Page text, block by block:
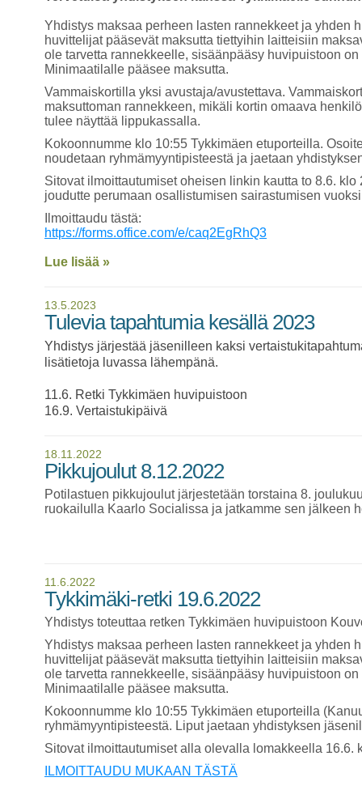
Yhdistys maksaa perheen lasten rannekkeet ja yhden
huvittelijat pääsevät maksutta tiettyihin laitteisiin
ole tarvetta rannekkeelle, sisäänpääsy huvipuistoon
Minimaatilalle pääsee maksutta.
Vammaiskortilla yksi avustaja/avustettava.
maksuttoman rannekkeen, mikäli kortin omaava
tulee näyttää lippukassalla.
Kokoonnumme klo 10:55 Tykkimäen etuporteilla.
noudetaan ryhmämyyntipisteestä ja jaetaan
Sitovat ilmoittautumiset oheisen linkin kautta to 8.6.
joudutte perumaan osallistumisen sairastumisen
Ilmoittaudu tästä:
https://forms.office.com/e/caq2EgRhQ3
Lue lisää »
13.5.2023
Tulevia tapahtumia kesällä 2023
Yhdistys järjestää jäsenilleen kaksi
lisätietoja luvassa lähempänä.
11.6. Retki Tykkimäen huvipuistoon
16.9. Vertaistukipäivä
18.11.2022
Pikkujoulut 8.12.2022
Potilastuen pikkujoulut järjestetään torstaina 8.
ruokailulla Kaarlo Socialissa ja jatkamme sen jälkeen
11.6.2022
Tykkimäki-retki 19.6.2022
Yhdistys toteuttaa retken Tykkimäen huvipuistoon
Yhdistys maksaa perheen lasten rannekkeet ja yhden
huvittelijat pääsevät maksutta tiettyihin laitteisiin
ole tarvetta rannekkeelle, sisäänpääsy huvipuistoon
Minimaatilalle pääsee maksutta.
Kokoonnumme klo 10:55 Tykkimäen etuporteilla
ryhmämyyntipisteestä. Liput jaetaan yhdistyksen
Sitovat ilmoittautumiset alla olevalla lomakkeella 16.6.
ILMOITTAUDU MUKAAN TÄSTÄ